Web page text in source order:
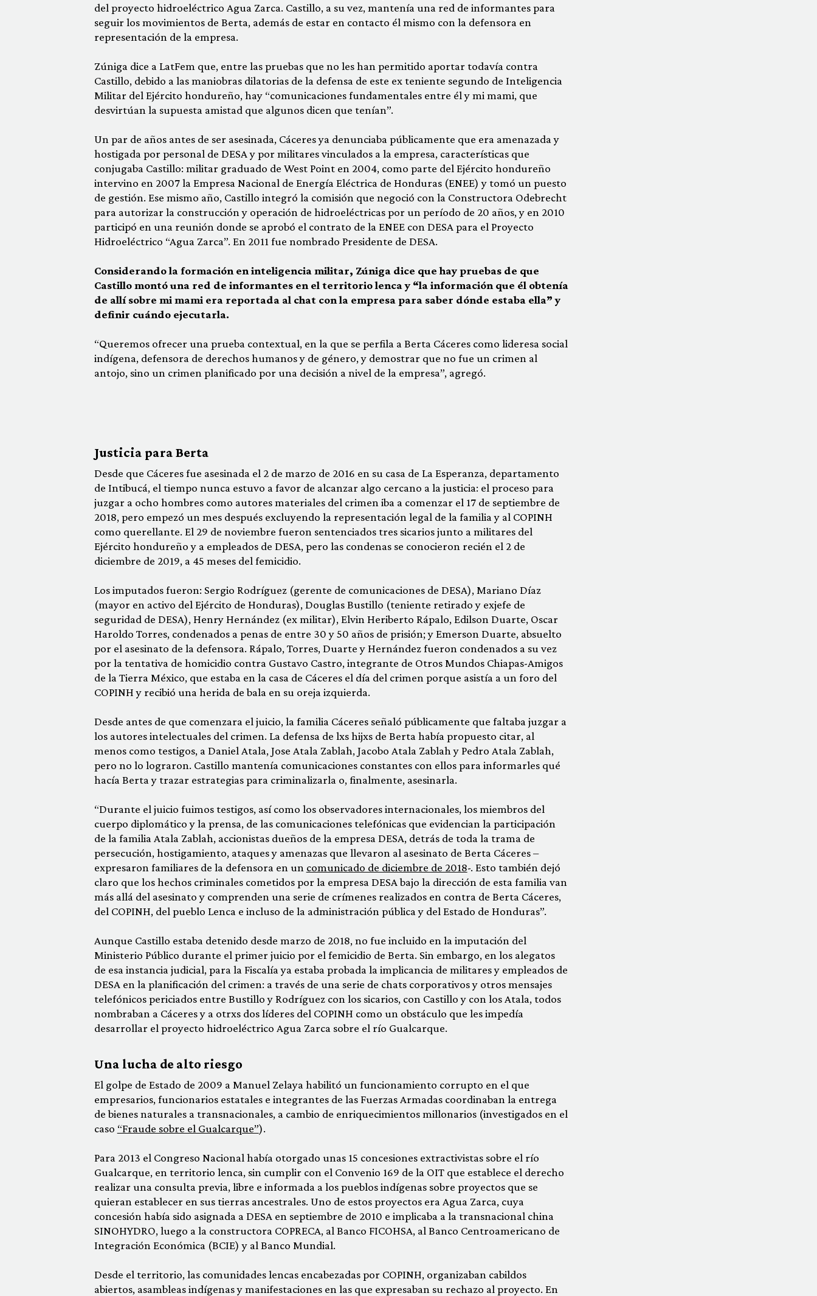
del proyecto hidroeléctrico Agua Zarca. Castillo, a su vez, mantenía una red de informantes para
seguir los movimientos de Berta, además de estar en contacto él mismo con la defensora en
representación de la empresa.
Zúniga dice a LatFem que, entre las pruebas que no les han permitido aportar todavía contra
Castillo, debido a las maniobras dilatorias de la defensa de este ex teniente segundo de Inteligencia
Militar del Ejército hondureño, hay “comunicaciones fundamentales entre él y mi mami, que
desvirtúan la supuesta amistad que algunos dicen que tenían”.
Un par de años antes de ser asesinada, Cáceres ya denunciaba públicamente que era amenazada y
hostigada por personal de DESA y por militares vinculados a la empresa, características que
conjugaba Castillo: militar graduado de West Point en 2004, como parte del Ejército hondureño
intervino en 2007 la Empresa Nacional de Energía Eléctrica de Honduras (ENEE) y tomó un puesto
de gestión. Ese mismo año, Castillo integró la comisión que negoció con la Constructora Odebrecht
para autorizar la construcción y operación de hidroeléctricas por un período de 20 años, y en 2010
participó en una reunión donde se aprobó el contrato de la ENEE con DESA para el Proyecto
Hidroeléctrico “Agua Zarca”. En 2011 fue nombrado Presidente de DESA.
Considerando la formación en inteligencia militar, Zúniga dice que hay pruebas de que
Castillo montó una red de informantes en el territorio lenca y “la información que él obtenía
de allí sobre mi mami era reportada al chat con la empresa para saber dónde estaba ella” y
definir cuándo ejecutarla.
“Queremos ofrecer una prueba contextual, en la que se perfila a Berta Cáceres como lideresa social
indígena, defensora de derechos humanos y de género, y demostrar que no fue un crimen al
antojo, sino un crimen planificado por una decisión a nivel de la empresa”, agregó.
Justicia para Berta
Desde que Cáceres fue asesinada el 2 de marzo de 2016 en su casa de La Esperanza, departamento
de Intibucá, el tiempo nunca estuvo a favor de alcanzar algo cercano a la justicia: el proceso para
juzgar a ocho hombres como autores materiales del crimen iba a comenzar el 17 de septiembre de
2018, pero empezó un mes después excluyendo la representación legal de la familia y al COPINH
como querellante. El 29 de noviembre fueron sentenciados tres sicarios junto a militares del
Ejército hondureño y a empleados de DESA, pero las condenas se conocieron recién el 2 de
diciembre de 2019, a 45 meses del femicidio.
Los imputados fueron: Sergio Rodríguez (gerente de comunicaciones de DESA), Mariano Díaz
(mayor en activo del Ejército de Honduras), Douglas Bustillo (teniente retirado y exjefe de
seguridad de DESA), Henry Hernández (ex militar), Elvin Heriberto Rápalo, Edilson Duarte, Oscar
Haroldo Torres, condenados a penas de entre 30 y 50 años de prisión; y Emerson Duarte, absuelto
por el asesinato de la defensora. Rápalo, Torres, Duarte y Hernández fueron condenados a su vez
por la tentativa de homicidio contra Gustavo Castro, integrante de Otros Mundos Chiapas-Amigos
de la Tierra México, que estaba en la casa de Cáceres el día del crimen porque asistía a un foro del
COPINH y recibió una herida de bala en su oreja izquierda.
Desde antes de que comenzara el juicio, la familia Cáceres señaló públicamente que faltaba juzgar a
los autores intelectuales del crimen. La defensa de lxs hijxs de Berta había propuesto citar, al
menos como testigos, a Daniel Atala, Jose Atala Zablah, Jacobo Atala Zablah y Pedro Atala Zablah,
pero no lo lograron. Castillo mantenía comunicaciones constantes con ellos para informarles qué
hacía Berta y trazar estrategias para criminalizarla o, finalmente, asesinarla.
“Durante el juicio fuimos testigos, así como los observadores internacionales, los miembros del
cuerpo diplomático y la prensa, de las comunicaciones telefónicas que evidencian la participación
de la familia Atala Zablah, accionistas dueños de la empresa DESA, detrás de toda la trama de
persecución, hostigamiento, ataques y amenazas que llevaron al asesinato de Berta Cáceres –
expresaron familiares de la defensora en un comunicado de diciembre de 2018-. Esto también dejó
claro que los hechos criminales cometidos por la empresa DESA bajo la dirección de esta familia van
más allá del asesinato y comprenden una serie de crímenes realizados en contra de Berta Cáceres,
del COPINH, del pueblo Lenca e incluso de la administración pública y del Estado de Honduras”.
Aunque Castillo estaba detenido desde marzo de 2018, no fue incluido en la imputación del
Ministerio Público durante el primer juicio por el femicidio de Berta. Sin embargo, en los alegatos
de esa instancia judicial, para la Fiscalía ya estaba probada la implicancia de militares y empleados de
DESA en la planificación del crimen: a través de una serie de chats corporativos y otros mensajes
telefónicos periciados entre Bustillo y Rodríguez con los sicarios, con Castillo y con los Atala, todos
nombraban a Cáceres y a otrxs dos líderes del COPINH como un obstáculo que les impedía
desarrollar el proyecto hidroeléctrico Agua Zarca sobre el río Gualcarque.
Una lucha de alto riesgo
El golpe de Estado de 2009 a Manuel Zelaya habilitó un funcionamiento corrupto en el que
empresarios, funcionarios estatales e integrantes de las Fuerzas Armadas coordinaban la entrega
de bienes naturales a transnacionales, a cambio de enriquecimientos millonarios (investigados en el
caso “Fraude sobre el Gualcarque”).
Para 2013 el Congreso Nacional había otorgado unas 15 concesiones extractivistas sobre el río
Gualcarque, en territorio lenca, sin cumplir con el Convenio 169 de la OIT que establece el derecho
realizar una consulta previa, libre e informada a los pueblos indígenas sobre proyectos que se
quieran establecer en sus tierras ancestrales. Uno de estos proyectos era Agua Zarca, cuya
concesión había sido asignada a DESA en septiembre de 2010 e implicaba a la transnacional china
SINOHYDRO, luego a la constructora COPRECA, al Banco FICOHSA, al Banco Centroamericano de
Integración Económica (BCIE) y al Banco Mundial.
Desde el territorio, las comunidades lencas encabezadas por COPINH, organizaban cabildos
abiertos, asambleas indígenas y manifestaciones en las que expresaban su rechazo al proyecto. En